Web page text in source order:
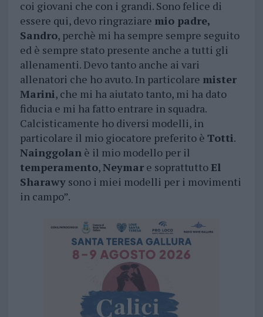
coi giovani che con i grandi. Sono felice di
essere qui, devo ringraziare mio padre,
Sandro, perchè mi ha sempre sempre seguito
ed è sempre stato presente anche a tutti gli
allenamenti. Devo tanto anche ai vari
allenatori che ho avuto. In particolare mister
Marini, che mi ha aiutato tanto, mi ha dato
fiducia e mi ha fatto entrare in squadra.
Calcisticamente ho diversi modelli, in
particolare il mio giocatore preferito è Totti.
Nainggolanè il mio modello per il
temperamento,Neymare soprattuttoEl
Sharawysono i miei modelli per i movimenti
in campo”.